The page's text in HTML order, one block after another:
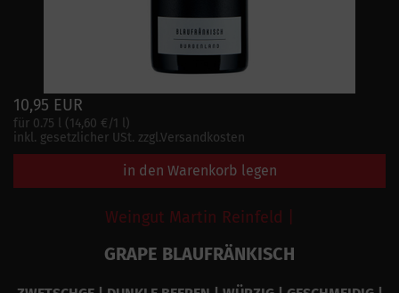
10,95 EUR
für 0.75 l (14,60 €/1 l)
inkl. gesetzlicher USt. zzgl.Versandkosten
in den Warenkorb legen
Weingut Martin Reinfeld |
GRAPE BLAUFRÄNKISCH